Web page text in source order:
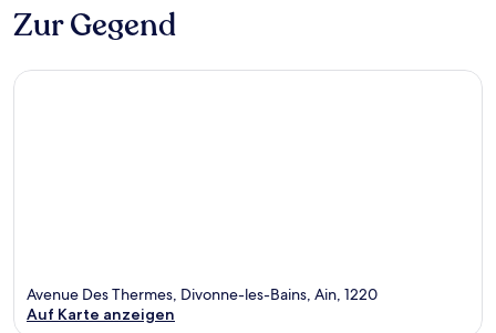
Zur Gegend
Avenue Des Thermes, Divonne-les-Bains, Ain, 1220
Auf Karte anzeigen